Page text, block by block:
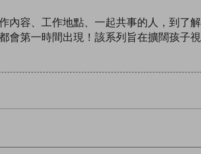
內容、工作地點、一起共事的人，到了
第一時間出現！該系列旨在擴闊孩子